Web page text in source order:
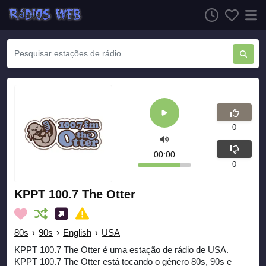
KPPT 100.7 The Otter
80s › 90s › English › USA
KPPT 100.7 The Otter é uma estação de rádio de USA.
KPPT 100.7 The Otter está tocando o gênero 80s, 90s e
00:00
0
0